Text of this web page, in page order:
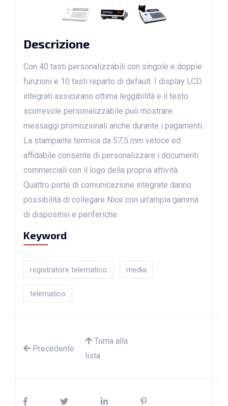
Descrizione
Con 40 tasti personalizzabili con singole e doppie
funzioni e 10 tasti reparto di default. I display LCD
integrati assicurano ottima leggibilità e il testo
scorrevole personalizzabile può mostrare
messaggi promozionali anche durante i pagamenti.
La stampante termica da 57,5 mm veloce ed
affidabile consente di personalizzare i documenti
commerciali con il logo della propria attività.
Quattro porte di comunicazione integrate danno
possibilità di collegare Nice con un’ampia gamma
di dispositivi e periferiche.
Keyword
registratore telematico media
telematico
Precedente
Torna alla
lista